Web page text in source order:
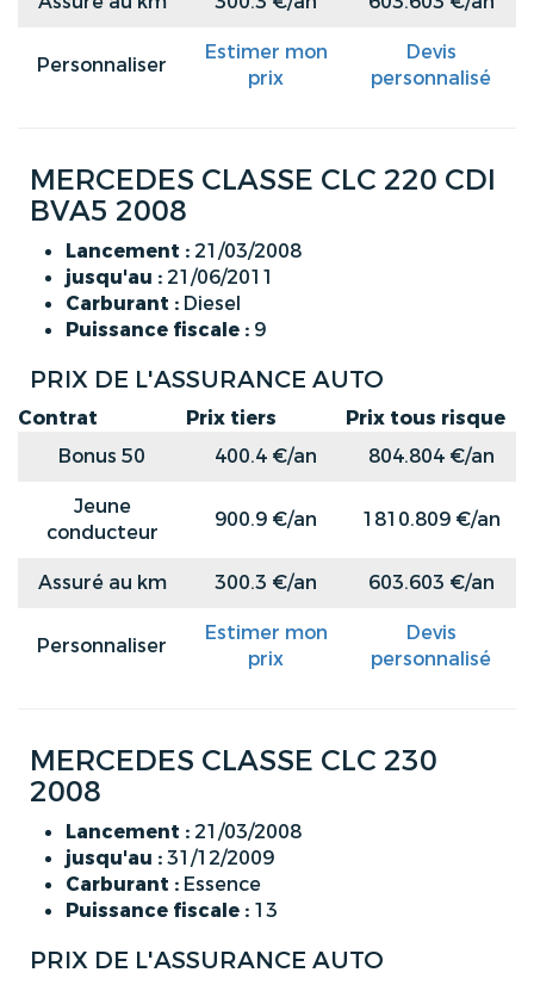
Personnaliser
Estimer mon
prix
Devis
personnalisé
MERCEDES CLASSE CLC 220 CDI
BVA5 2008
Lancement : 21/03/2008
jusqu'au : 21/06/2011
Carburant : Diesel
Puissance fiscale : 9
PRIX DE L'ASSURANCE AUTO
Contrat Prix tiers
Prix tous risque
Bonus 50
400.4 €/an
804.804 €/an
Jeune
conducteur
900.9 €/an 1810.809 €/an
Assuré au km 300.3 €/an 603.603 €/an
Personnaliser
Estimer mon
prix
Devis
personnalisé
MERCEDES CLASSE CLC 230
2008
Lancement : 21/03/2008
jusqu'au :31/12/2009
Carburant : Essence
Puissance fiscale : 13
PRIX DE L'ASSURANCE AUTO